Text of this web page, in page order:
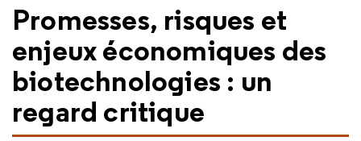
Promesses, risques et
enjeux économiques des
biotechnologies : un
regard critique